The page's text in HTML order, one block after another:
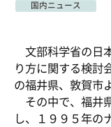
国内ニュース
文部科学省の日
り方に関する検討
の福井県、敦賀市
その中で、福井
し、１９９５年の